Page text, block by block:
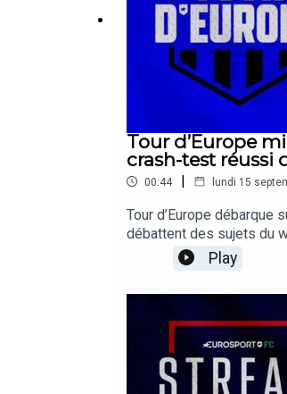
cette finale de Ligue Europa
la légère. (46:10)
Tour d'Europe est un podcast
Présentation : Cyril Morin
Graphisme : Marko Popovic [
Réalisation : Sébastien Petit
Tour d’Europe
crash-test réussi
00:44 | lundi 15
Tour d’Europe
débattent des sujets du
https://
Play